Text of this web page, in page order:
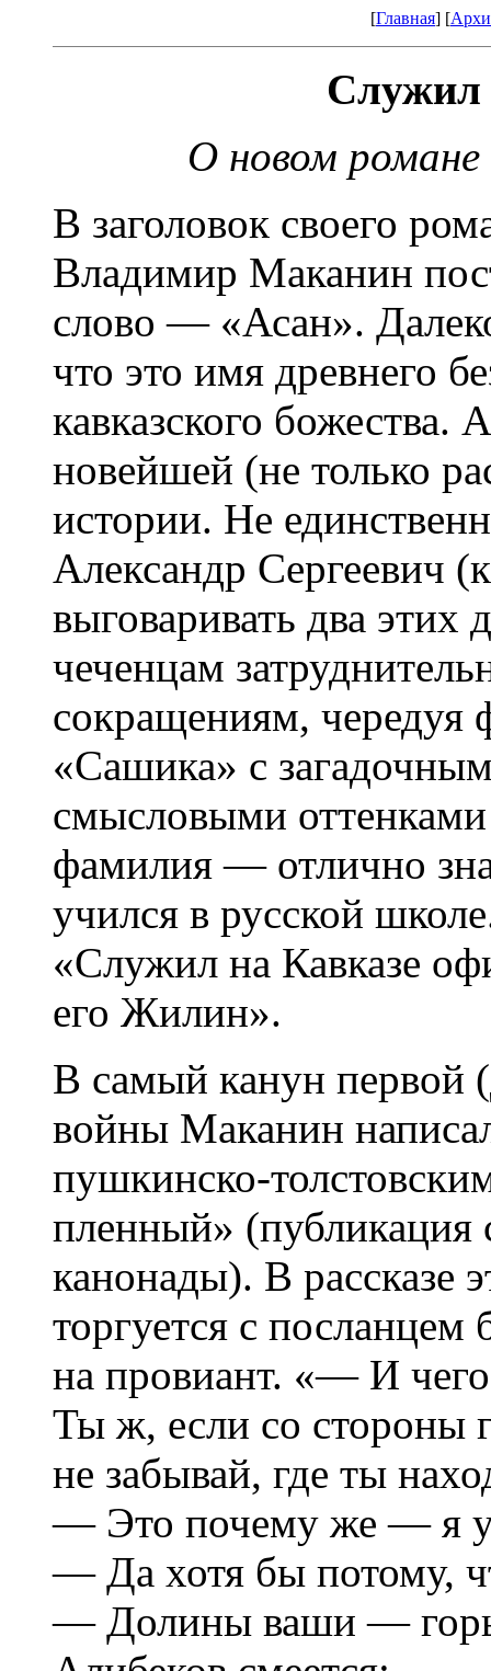
[Главная] [
Служил
О новом
В заголовок своего
Владимир Маканин
слово — «Асан».
что это имя древнего
кавказского божества.
новейшей (не только
истории. Не
Александр Сергеевич
выговаривать два
чеченцам
сокращениям, чередуя
«Сашика» с
смысловыми
фамилия — отлично
учился в русской
«Служил на Кавказе
его Жилин».
В самый канун первой
войны Маканин
пушкинско-
пленный» (публикация
канонады). В рассказе
торгуется с
на провиант. «— И
Ты ж, если со стороны
не забывай, где ты
— Это почему же — я у
— Да хотя бы потому,
— Долины ваши —